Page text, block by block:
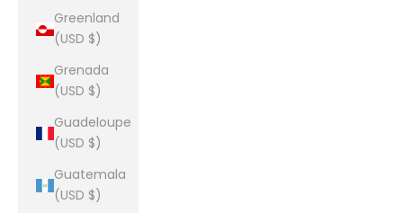
Greenland
(USD $)
Grenada
(USD $)
Guadeloupe
(USD $)
Guatemala
(USD $)